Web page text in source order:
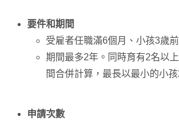
要件和期間
受雇者任職滿6個月、小孩3歲前
期間最多2年。同時育有2名以
間合併計算，最長以最小的小孩
申請次數